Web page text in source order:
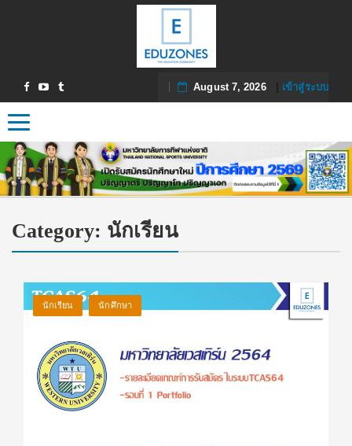
August 7, 2026| เข้าสู่ระบบ
Toggle navigation
Category: นักเรียน
นักเรียน นักศึกษา